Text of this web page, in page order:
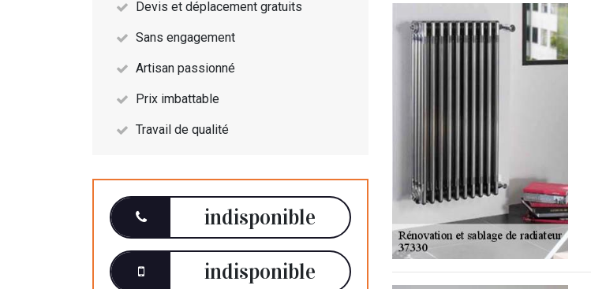
Devis et déplacement gratuits
Sans engagement
Artisan passionné
Prix imbattable
Travail de qualité
indisponible
indisponible